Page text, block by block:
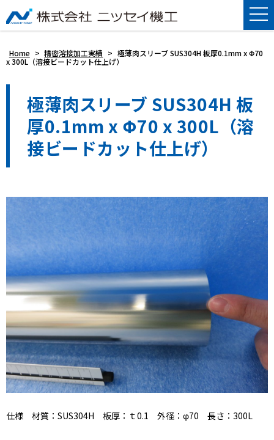
Home > 精密溶接加工実績 > 極薄肉スリーブ SUS304H 板厚0.1mm x Φ70
x 300L（溶接ビードカット仕上げ）
極薄肉スリーブ SUS304H 板
厚0.1mm x Φ70 x 300L（溶
接ビードカット仕上げ）
仕様 材質：SUS304H 板厚：ｔ0.1 外径：φ70 長さ：300L